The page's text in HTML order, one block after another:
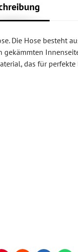
Die Hose besteht
das für